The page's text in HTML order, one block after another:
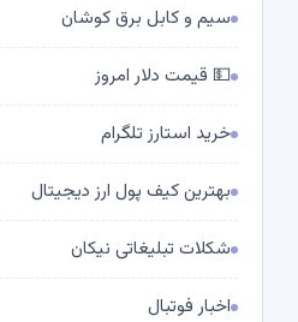
سیم و کابل برق کوشان
💵 قیمت دلار امروز
خرید استارز تلگرام
بهترین کیف پول ارز دیجیتال
شکلات تبلیغاتی نیکان
اخبار فوتبال